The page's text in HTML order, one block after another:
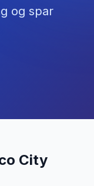
og spar
City